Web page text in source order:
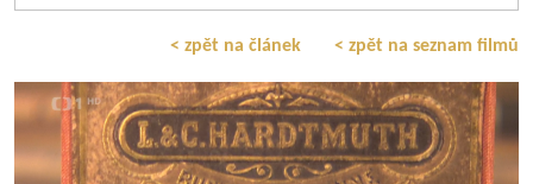
< zpět na článek < zpět na seznam filmů